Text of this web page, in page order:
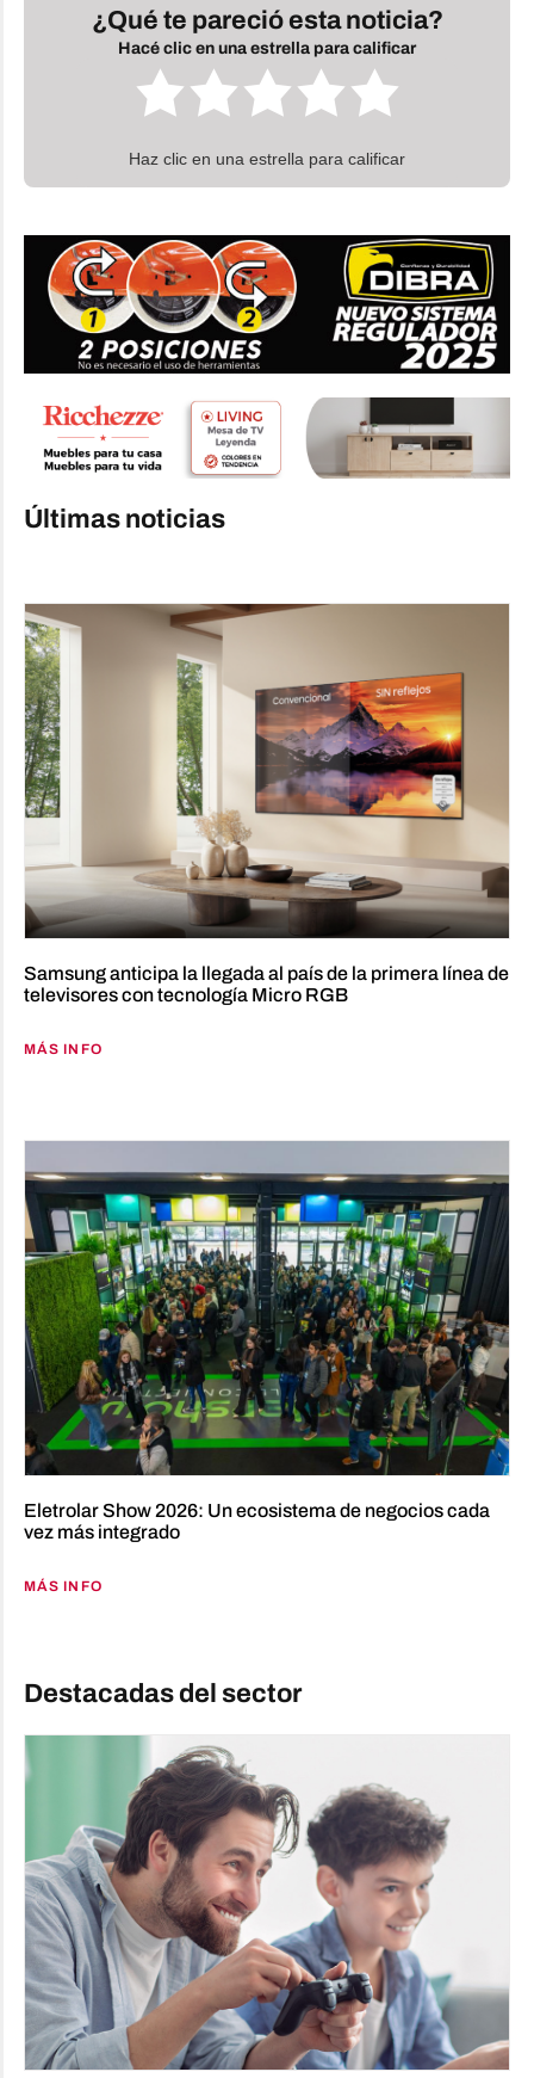
¿Qué te pareció esta noticia?
Hacé clic en una estrella para calificar
Haz clic en una estrella para calificar
Últimas noticias
Samsung anticipa la llegada al país de la primera línea de
televisores con tecnología Micro RGB
MÁS INFO
Eletrolar Show 2026: Un ecosistema de negocios cada
vez más integrado
MÁS INFO
Destacadas del sector